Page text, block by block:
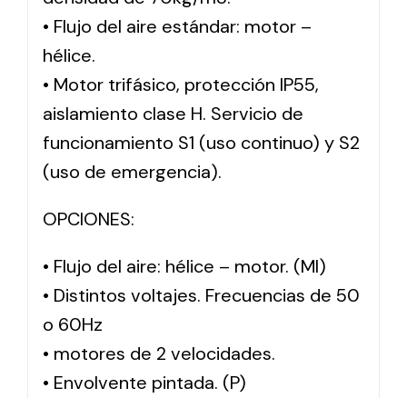
• Flujo del aire estándar: motor –
hélice.
• Motor trifásico, protección IP55,
aislamiento clase H. Servicio de
funcionamiento S1 (uso continuo) y S2
(uso de emergencia).
OPCIONES:
• Flujo del aire: hélice – motor. (MI)
• Distintos voltajes. Frecuencias de 50
o 60Hz
• motores de 2 velocidades.
• Envolvente pintada. (P)